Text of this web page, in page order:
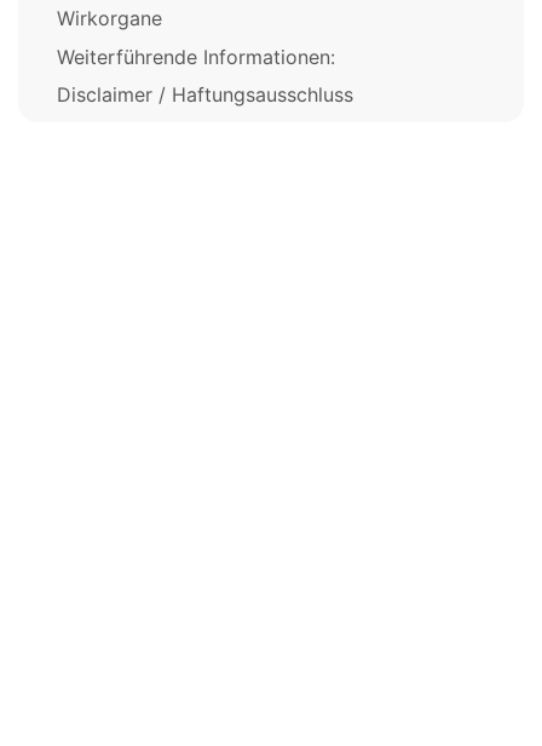
Wirkorgane
Weiterführende Informationen:
Disclaimer / Haftungsausschluss